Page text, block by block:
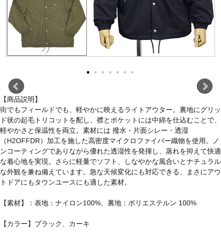
【商品説明】
街でもフィールドでも、軽やかに映えるライトアウター。裏地にグリッ
ド状の起毛トリコットを配し、襟とポケットには中綿を仕込むことで、
軽やかさと保温性を両立。素材には 撥水・片面シレー・透湿
（H2OFFDR）加工を施した高密度マイクロファイバー織物を使用。ノ
ンコーティングでありながら優れた透湿性を発揮し、蒸れを抑えて快適
な着心地を実現。さらに軽量でソフト、しなやかな風合いとナチュラル
な外観を兼ね備えています。急な天候変化にも対応できる、まさにアウ
トドアにもタウンユースにも適した素材。
【素材】：表地：ナイロン100%、裏地：ポリエステルン 100%
【カラー】ブラック、カーキ